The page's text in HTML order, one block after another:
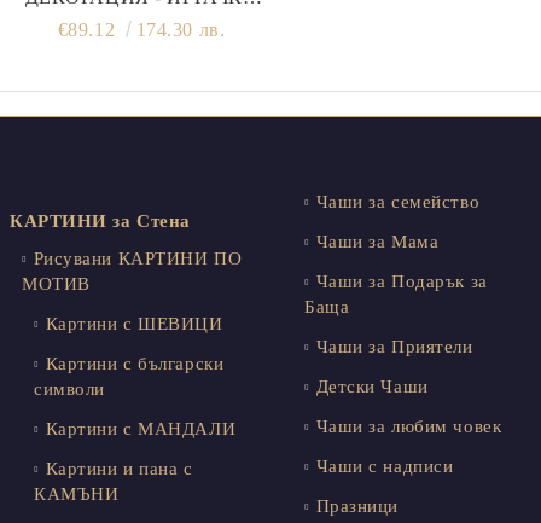
ЗА ЕЛХА | СЕТ 7 БРОЯ
€89.12 174.30 лв.
КАРТИНИ за Стена
Рисувани КАРТИНИ ПО
МОТИВ
Картини с ШЕВИЦИ
Картини с български
символи
Картини с МАНДАЛИ
Картини и пана с
КАМЪНИ
Чаши за семейство
Чаши за Мама
Чаши за Подарък за
Баща
Чаши за Приятели
Детски Чаши
Чаши за любим човек
Чаши с надписи
Празници